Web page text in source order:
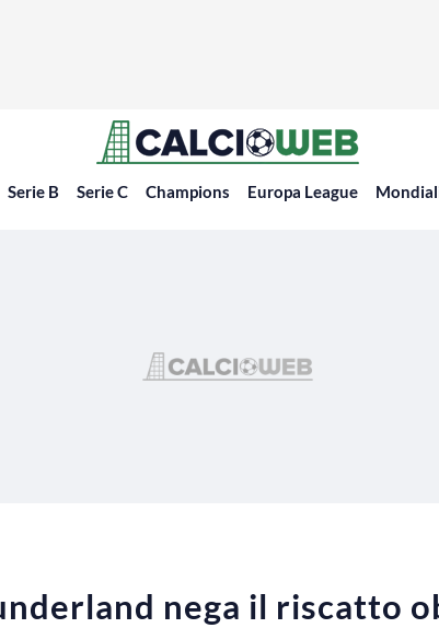
Serie B Serie C Champions Europa League
nega il riscatto